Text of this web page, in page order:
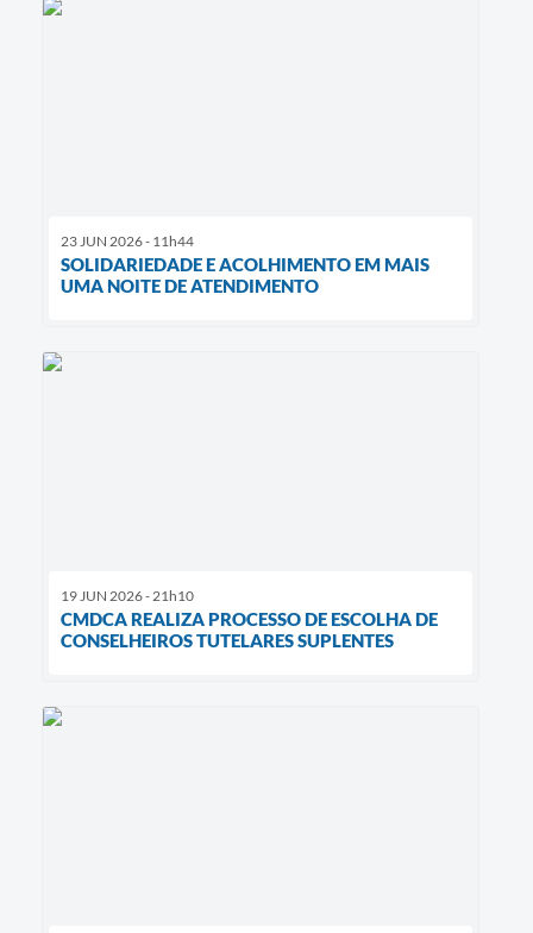
23 JUN 2026 - 11h44
SOLIDARIEDADE E ACOLHIMENTO EM MAIS
UMA NOITE DE ATENDIMENTO
19 JUN 2026 - 21h10
CMDCA REALIZA PROCESSO DE ESCOLHA DE
CONSELHEIROS TUTELARES SUPLENTES